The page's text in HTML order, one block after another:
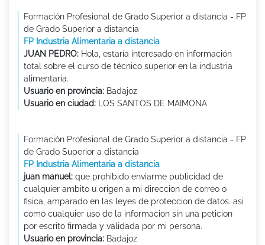
Formación Profesional de Grado Superior a distancia - FP
de Grado Superior a distancia
FP Industria Alimentaria a distancia
JUAN PEDRO: Hola, estaría interesado en información
total sobre el curso de técnico superior en la industria
alimentaria.
Usuario en provincia: Badajoz
Usuario en ciudad: LOS SANTOS DE MAIMONA
Formación Profesional de Grado Superior a distancia - FP
de Grado Superior a distancia
FP Industria Alimentaria a distancia
juan manuel: que prohibido enviarme publicidad de
cualquier ambito u origen a mi direccion de correo o
fisica, amparado en las leyes de proteccion de datos. asi
como cualquier uso de la informacion sin una peticion
por escrito firmada y validada por mi persona.
Usuario en provincia: Badajoz